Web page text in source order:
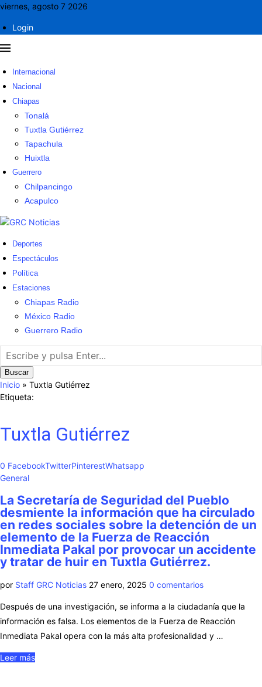
viernes, agosto 7 2026
Login
Internacional
Nacional
Chiapas
Tonalá
Tuxtla Gutiérrez
Tapachula
Huixtla
Guerrero
Chilpancingo
Acapulco
Deportes
Espectáculos
Política
Estaciones
Chiapas Radio
México Radio
Guerrero Radio
Buscar
Inicio » Tuxtla Gutiérrez
Etiqueta:
Tuxtla Gutiérrez
0 FacebookTwitterPinterestWhatsapp
General
La Secretaría de Seguridad del Pueblo
desmiente la información que ha circulado
en redes sociales sobre la detención de un
elemento de la Fuerza de Reacción
Inmediata Pakal por provocar un accidente
y tratar de huir en Tuxtla Gutiérrez.
por Staff GRC Noticias 27 enero, 2025 0 comentarios
Después de una investigación, se informa a la ciudadanía que la
información es falsa. Los elementos de la Fuerza de Reacción
Inmediata Pakal opera con la más alta profesionalidad y …
Leer más